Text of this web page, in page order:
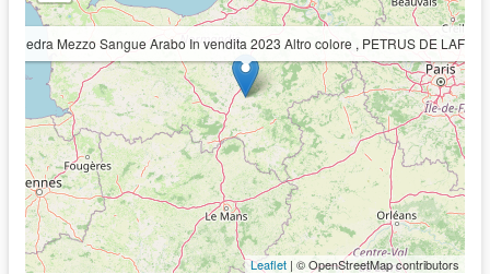
Puledra Mezzo Sangue Arabo In vendita 2023 Altro colore , PETRUS DE LAFON
Leaflet | © OpenStreetMap contributors